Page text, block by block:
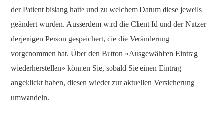
der Patient bislang hatte und zu welchem Datum diese jeweils
geändert wurden. Ausserdem wird die Client Id und der Nutzer
derjenigen Person gespeichert, die die Veränderung
vorgenommen hat. Über den Button «Ausgewählten Eintrag
wiederherstellen» können Sie, sobald Sie einen Eintrag
angeklickt haben, diesen wieder zur aktuellen Versicherung
umwandeln.